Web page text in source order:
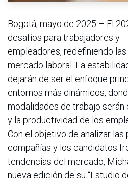
Bogotá, mayo de 2025 – El
desafíos para trabajadores y
empleadores, redefiniendo
mercado laboral. La
dejarán de ser el enfoque
entornos más dinámicos,
modalidades de trabajo
y la productividad de los
Con el objetivo de analizar
compañías y los candidatos
tendencias del mercado,
nueva edición de su “Estudio